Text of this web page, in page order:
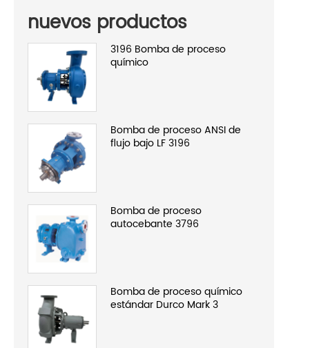
nuevos productos
3196 Bomba de proceso
químico
Bomba de proceso ANSI de
flujo bajo LF 3196
Bomba de proceso
autocebante 3796
Bomba de proceso químico
estándar Durco Mark 3